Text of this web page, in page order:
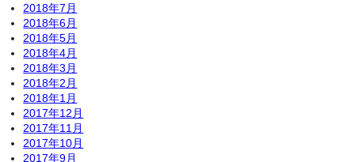
2018年7月
2018年6月
2018年5月
2018年4月
2018年3月
2018年2月
2018年1月
2017年12月
2017年11月
2017年10月
2017年9月